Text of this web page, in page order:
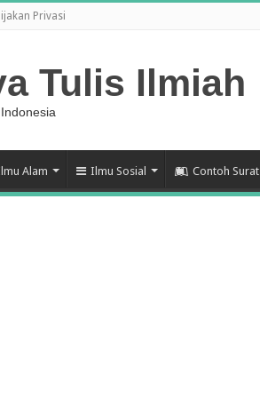
Privasi
Tulis Ilmiah
Alam Ilmu Sosial Contoh Surat